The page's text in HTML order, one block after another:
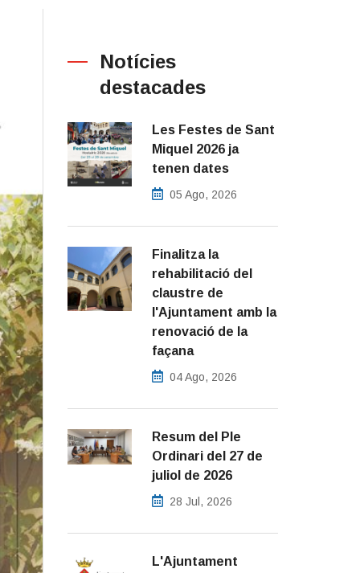
Notícies
destacades
Les Festes de Sant
Miquel 2026 ja
tenen dates
05 Ago, 2026
Finalitza la
rehabilitació del
claustre de
l'Ajuntament amb la
renovació de la
façana
04 Ago, 2026
Resum del Ple
Ordinari del 27 de
juliol de 2026
28 Jul, 2026
L'Ajuntament